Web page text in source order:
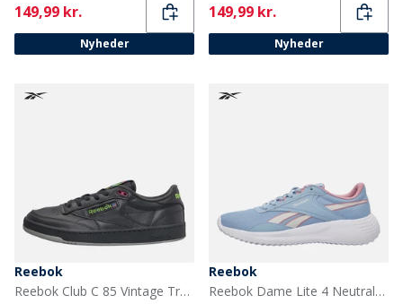
Current
149,99 kr.
Nyheder
Current
149,99 kr.
Nyheder
Reebok
Reebok Club C 85 Vintage Træningssko Grå/Grå/Grå
Reebok
Reebok Dame Lite 4 Neutrale Løbesko Y2K Blue/Mist Grey/Dusty Rose